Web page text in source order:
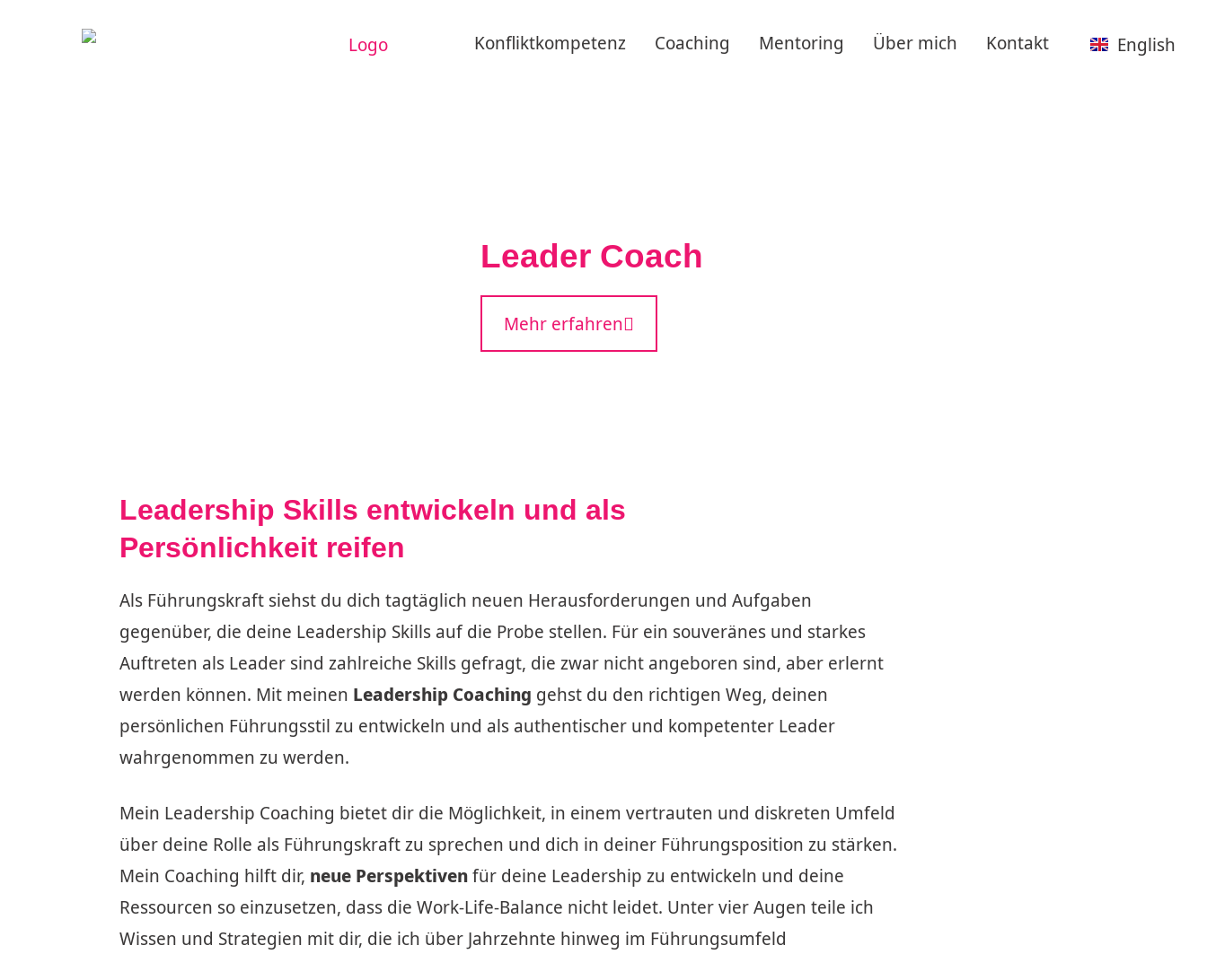
Konfliktkompetenz Coaching Mentoring Über mich Kontakt English
Leader Coach
Mehr erfahren
Leadership Skills entwickeln und als
Persönlichkeit reifen
Als Führungskraft siehst du dich tagtäglich neuen Herausforderungen und Aufgaben
gegenüber, die deine Leadership Skills auf die Probe stellen. Für ein souveränes und starkes
Auftreten als Leader sind zahlreiche Skills gefragt, die zwar nicht angeboren sind, aber erlernt
werden können. Mit meinen Leadership Coaching gehst du den richtigen Weg, deinen
persönlichen Führungsstil zu entwickeln und als authentischer und kompetenter Leader
wahrgenommen zu werden.
Mein Leadership Coaching bietet dir die Möglichkeit, in einem vertrauten und diskreten Umfeld
über deine Rolle als Führungskraft zu sprechen und dich in deiner Führungsposition zu stärken.
Mein Coaching hilft dir, neue Perspektivenfür deine Leadership zu entwickeln und deine
Ressourcen so einzusetzen, dass die Work-Life-Balance nicht leidet. Unter vier Augen teile ich
Wissen und Strategien mit dir, die ich über Jahrzehnte hinweg im Führungsumfeld